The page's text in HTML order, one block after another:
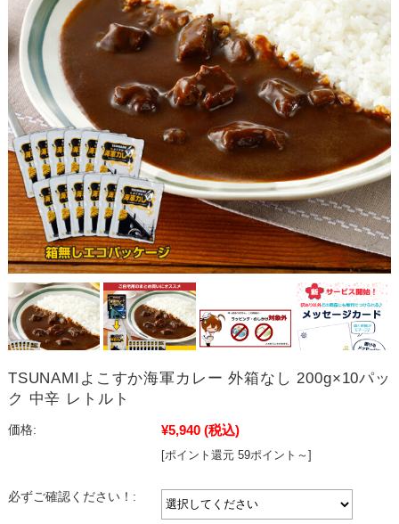
TSUNAMIよこすか海軍カレー 外箱なし 200g×10パッ
ク 中辛 レトルト
価格: ¥5,940 (税込)
[ポイント還元 59ポイント～]
必ずご確認ください！: